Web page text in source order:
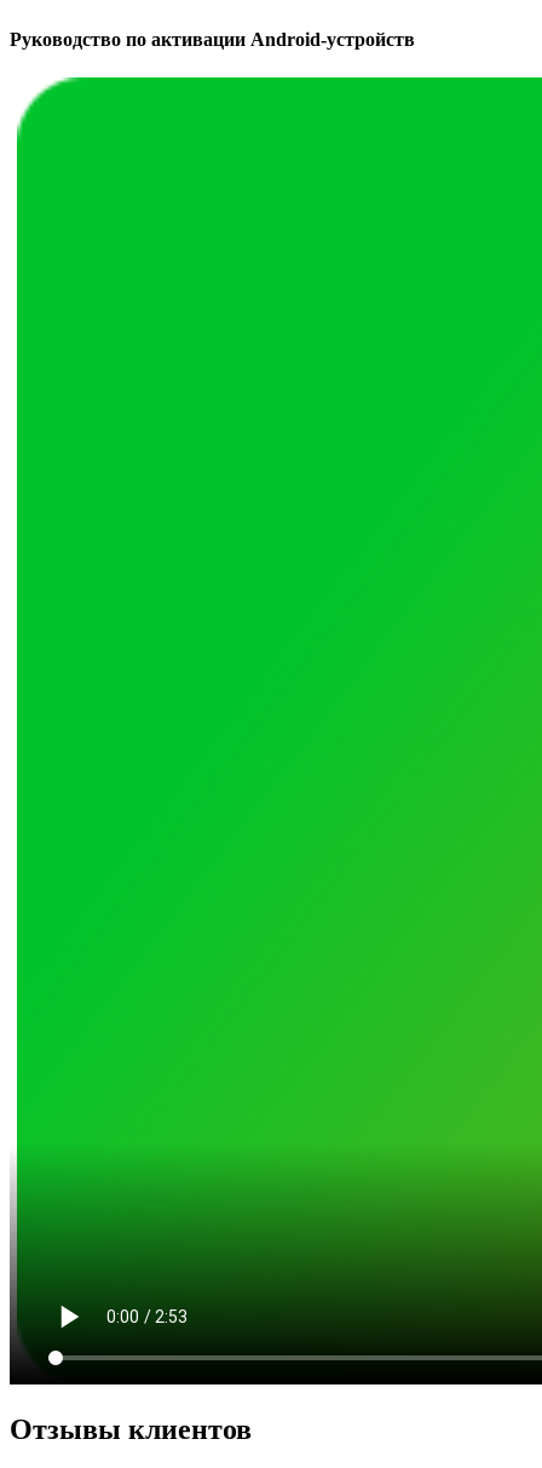
Руководство по активации Android-устройств
Отзывы клиентов